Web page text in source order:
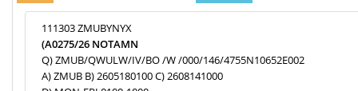
111303 ZMUBYNYX
(A0275/26 NOTAMN
Q) ZMUB/QWULW/IV/BO /W /000/146/4755N10652E002
A) ZMUB B) 2605180100 C) 2608141000